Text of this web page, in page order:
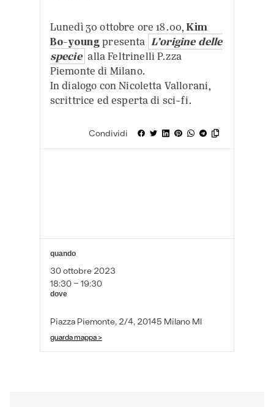
Lunedì 30 ottobre ore 18.00,Kim
Bo-youngpresenta L’origine delle
specie alla Feltrinelli P.zza
Piemonte di Milano.
In dialogo con Nicoletta Vallorani,
scrittrice ed esperta di sci-fi.
Condividi
quando
30 ottobre 2023
18:30 - 19:30
dove
Piazza Piemonte, 2/4, 20145 Milano MI
guarda mappa >